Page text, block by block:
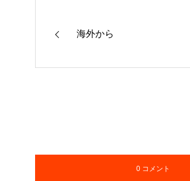
海外から
0 コメント